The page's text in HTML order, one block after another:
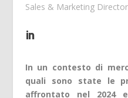
Sales & Marketing
In un contesto di
quali sono state le
affrontato nel 2024